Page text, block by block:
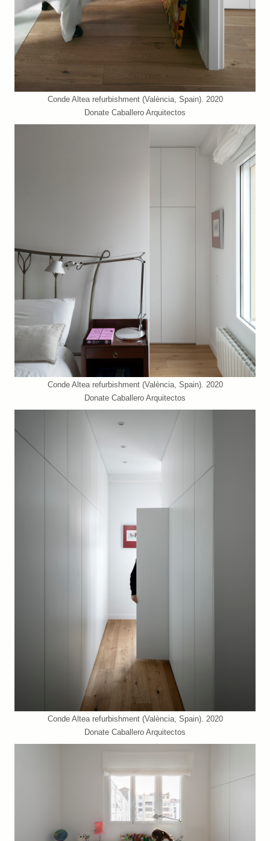
Conde Altea refurbishment (València, Spain). 2020
Donate Caballero Arquitectos
Conde Altea refurbishment (València, Spain). 2020
Donate Caballero Arquitectos
Conde Altea refurbishment (València, Spain). 2020
Donate Caballero Arquitectos